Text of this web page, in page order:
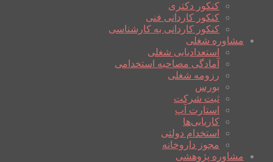
کنکور دکتری
کنکور کاردانی فنی
کنکور کاردانی به کارشناسی
مشاوره شغلی
استعدادیابی شغلی
آمادگی مصاحبه استخدامی
رزومه شغلی
بورس
ثبت شرکت
استارت آپ
کاریابی‌ها
استخدام دولتی
مجوز داروخانه
مشاوره پژوهشی